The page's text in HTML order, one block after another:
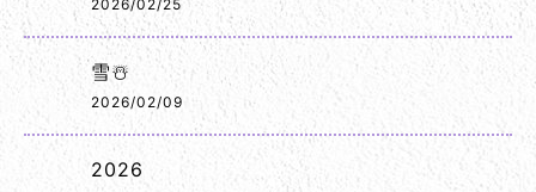
2026/02/25
雪☃️
2026/02/09
2026